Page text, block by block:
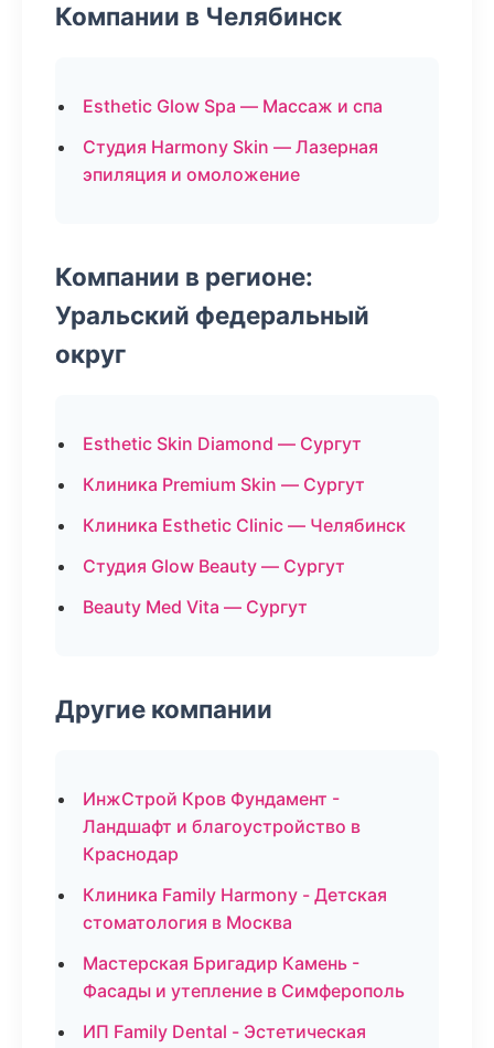
Компании в Челябинск
Esthetic Glow Spa — Массаж и спа
Студия Harmony Skin — Лазерная
эпиляция и омоложение
Компании в регионе:
Уральский федеральный
округ
Esthetic Skin Diamond — Сургут
Клиника Premium Skin — Сургут
Клиника Esthetic Clinic — Челябинск
Студия Glow Beauty — Сургут
Beauty Med Vita — Сургут
Другие компании
ИнжСтрой Кров Фундамент -
Ландшафт и благоустройство в
Краснодар
Клиника Family Harmony - Детская
стоматология в Москва
Мастерская Бригадир Камень -
Фасады и утепление в Симферополь
ИП Family Dental - Эстетическая